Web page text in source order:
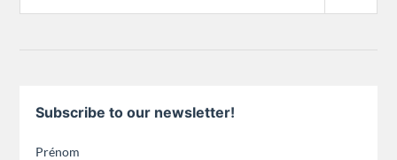
Subscribe to our newsletter!
Prénom